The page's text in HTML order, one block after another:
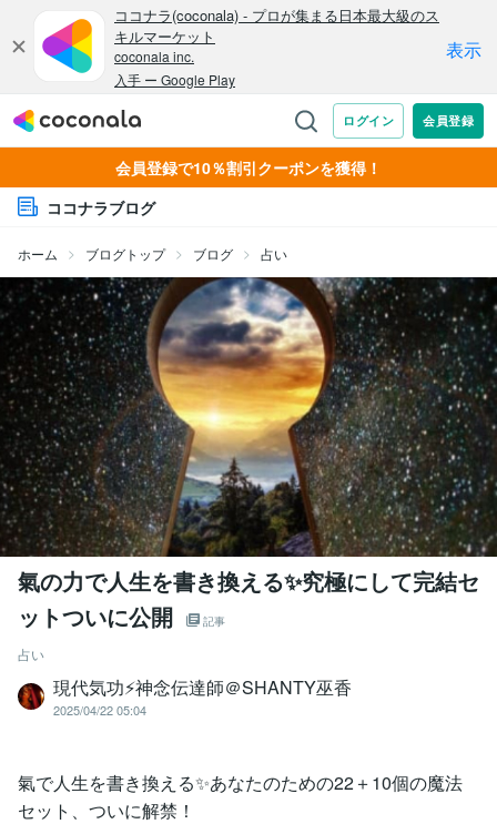
会員登録で10％割引クーポンを獲得！
ココナラブログ
ホーム ブログトップ ブログ 占い
氣の力で人生を書き換える✨究極にして完結セ
ットついに公開
記事
占い
現代気功⚡神念伝達師＠SHANTY巫香
2025/04/22 05:04
氣で人生を書き換える✨あなたのための22＋10個の魔法
セット、ついに解禁！